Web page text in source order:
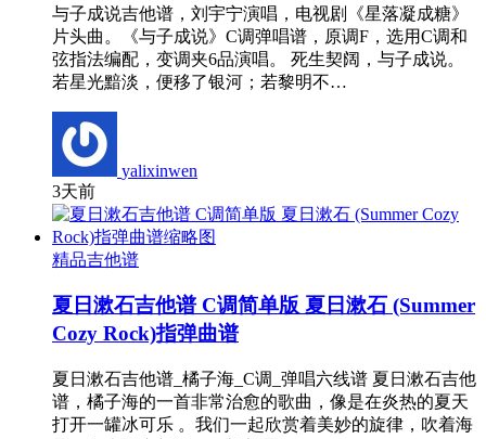
与子成说吉他谱，刘宇宁演唱，电视剧《星落凝成糖》
片头曲。《与子成说》C调弹唱谱，原调F，选用C调和
弦指法编配，变调夹6品演唱。 死生契阔，与子成说。
若星光黯淡，便移了银河；若黎明不…
yalixinwen
3天前
精品吉他谱
夏日漱石吉他谱 C调简单版 夏日漱石 (Summer
Cozy Rock)指弹曲谱
夏日漱石吉他谱_橘子海_C调_弹唱六线谱 夏日漱石吉他
谱，橘子海的一首非常治愈的歌曲，像是在炎热的夏天
打开一罐冰可乐 ​。我们一起欣赏着美妙的旋律，吹着海